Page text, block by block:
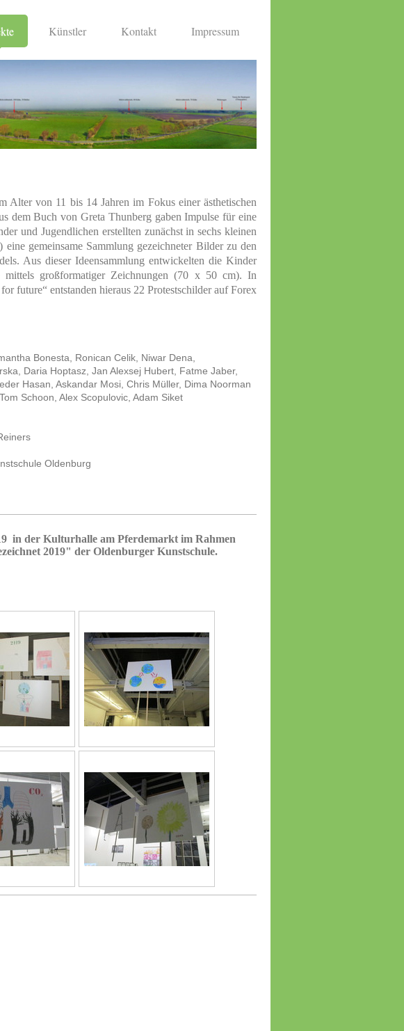
Künstler Kontakt Impressum
Alter von 11 bis 14 Jahren im Fokus einer ästhetischen
dem Buch von Greta Thunberg gaben Impulse für eine
und Jugendlichen erstellten zunächst in sechs kleinen
gemeinsame Sammlung gezeichneter Bilder zu den
Aus dieser Ideensammlung entwickelten die Kinder
großformatiger Zeichnungen (70 x 50 cm). In
future“ entstanden hieraus 22 Protestschilder auf Forex
Bonesta, Ronican Celik, Niwar Dena,
Daria Hoptasz, Jan Alexsej Hubert, Fatme Jaber,
Hasan, Askandar Mosi, Chris Müller, Dima Noorman
Schoon, Alex Scopulovic, Adam Siket
Oldenburg
in der Kulturhalle am Pferdemarkt im Rahmen
2019" der Oldenburger Kunstschule.